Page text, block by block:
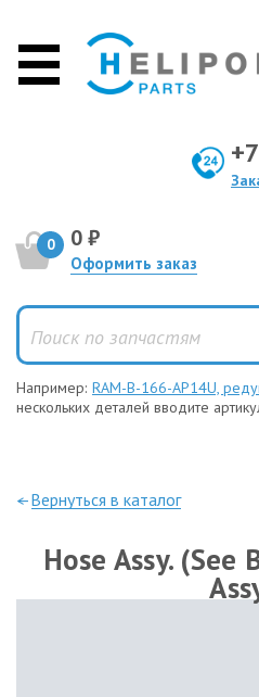
0 0 ₽
Оформить заказ
Например: RAM-B-166-AP14U,
нескольких деталей вводите
—Вернуться в каталог
Hose Assy. (See